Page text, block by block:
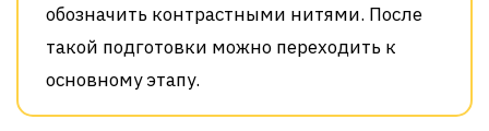
обозначить контрастными нитями. После
такой подготовки можно переходить к
основному этапу.